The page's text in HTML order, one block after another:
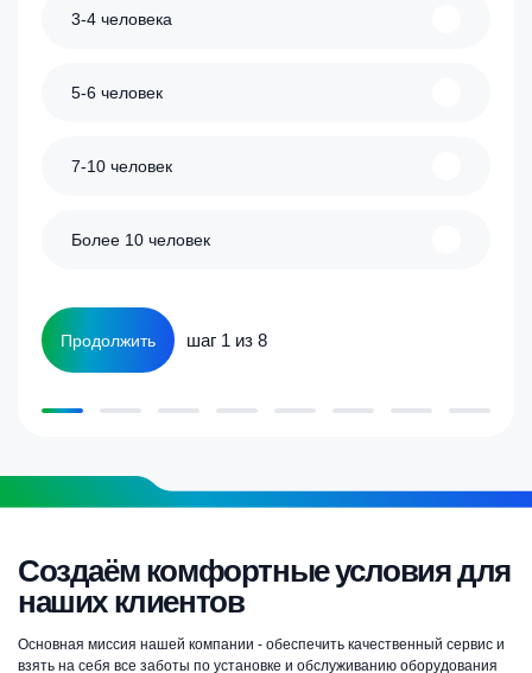
3-4 человека
5-6 человек
7-10 человек
Более 10 человек
Продолжить шаг 1 из 8
Создаём комфортные условия для
наших клиентов
Основная миссия нашей компании - обеспечить качественный сервис и
взять на себя все заботы по установке и обслуживанию оборудования